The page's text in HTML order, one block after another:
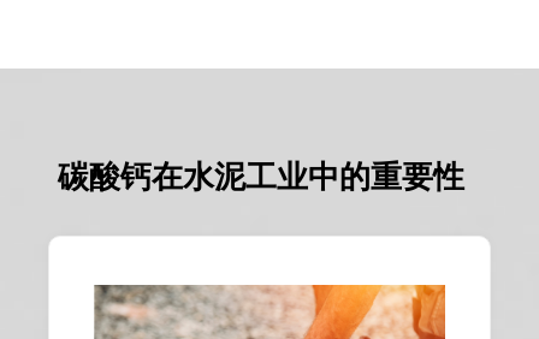
碳酸钙在水泥工业中的重要性